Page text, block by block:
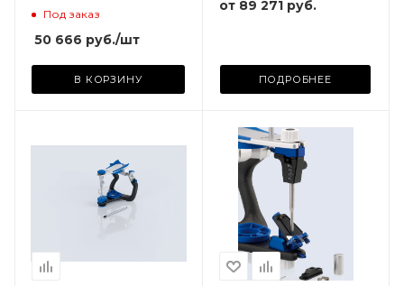
окклюзии
Под заказ
50 666 руб./шт
В КОРЗИНУ
от 89 271 руб.
ПОДРОБНЕЕ